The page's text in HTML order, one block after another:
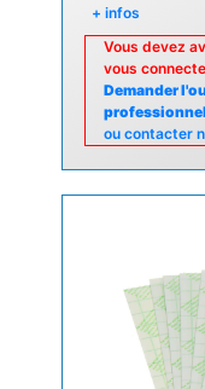
+ infos
Vous devez
vous
Demander
professionnel
ou contacter